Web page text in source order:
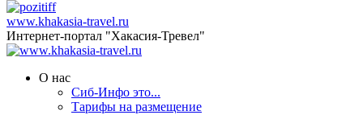
www.khakasia-travel.ru
Интернет-портал "Хакасия-Тревел"
О нас
Сиб-Инфо это...
Тарифы на размещение